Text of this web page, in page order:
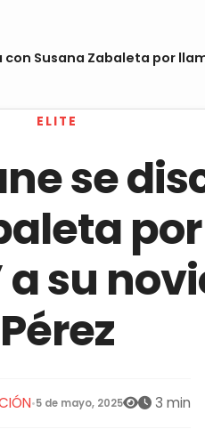
Susana Zabaleta por
ELITE
se
su
Pérez
•5 de mayo, 2025 3 min